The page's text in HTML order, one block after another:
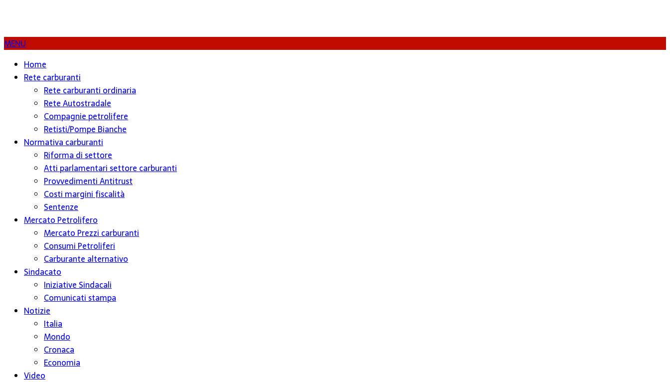
MENU
Home
Rete carburanti
Rete carburanti ordinaria
Rete Autostradale
Compagnie petrolifere
Retisti/Pompe Bianche
Normativa carburanti
Riforma di settore
Atti parlamentari settore carburanti
Provvedimenti Antitrust
Costi margini fiscalità
Sentenze
Mercato Petrolifero
Mercato Prezzi carburanti
Consumi Petroliferi
Carburante alternativo
Sindacato
Iniziative Sindacali
Comunicati stampa
Notizie
Italia
Mondo
Cronaca
Economia
Video